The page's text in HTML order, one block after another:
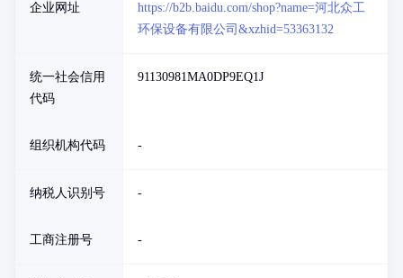
企业网址
https://b2b.baidu.com/shop?name=河北众工
环保设备有限公司&xzhid=53363132
统一社会信用
代码
91130981MA0DP9EQ1J
组织机构代码 -
纳税人识别号 -
工商注册号 -